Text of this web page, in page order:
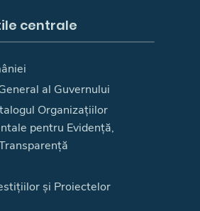
centrale
al Guvernului
Organizațiilor
pentru Evidență,
și Proiectelor